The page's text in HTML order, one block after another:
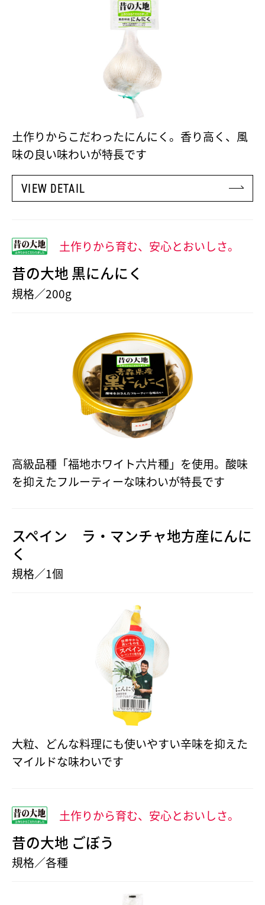
土作りからこだわったにんにく。香り高く、風
味の良い味わいが特長です
VIEW DETAIL
土作りから育む、安心とおいしさ。
昔の大地 黒にんにく
規格／200g
高級品種「福地ホワイト六片種」を使用。酸味
を抑えたフルーティーな味わいが特長です
スペイン ラ・マンチャ地方産にんに
く
規格／1個
大粒、どんな料理にも使いやすい辛味を抑えた
マイルドな味わいです
土作りから育む、安心とおいしさ。
昔の大地 ごぼう
規格／各種